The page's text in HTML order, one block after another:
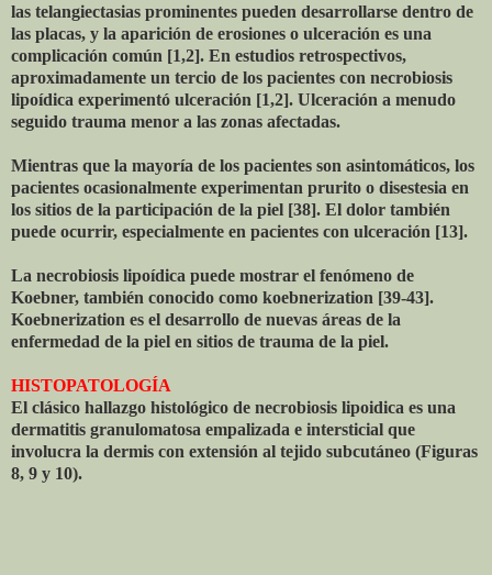
las telangiectasias prominentes pueden desarrollarse dentro de
las placas, y la aparición de erosiones o ulceración es una
complicación común [1,2]. En estudios retrospectivos,
aproximadamente un tercio de los pacientes con necrobiosis
lipoídica experimentó ulceración [1,2]. Ulceración a menudo
seguido trauma menor a las zonas afectadas.
Mientras que la mayoría de los pacientes son asintomáticos, los
pacientes ocasionalmente experimentan prurito o disestesia en
los sitios de la participación de la piel [38]. El dolor también
puede ocurrir, especialmente en pacientes con ulceración [13].
La necrobiosis lipoídica puede mostrar el fenómeno de
Koebner, también conocido como koebnerization [39-43].
Koebnerization es el desarrollo de nuevas áreas de la
enfermedad de la piel en sitios de trauma de la piel.
HISTOPATOLOGÍA
El clásico hallazgo histológico de necrobiosis lipoidica es una
dermatitis granulomatosa empalizada e intersticial que
involucra la dermis con extensión al tejido subcutáneo (Figuras
8, 9 y 10).